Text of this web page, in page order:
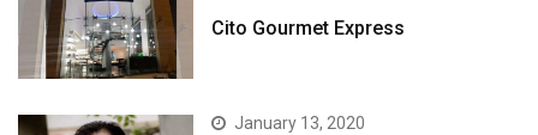
Cito Gourmet Express
January 13, 2020